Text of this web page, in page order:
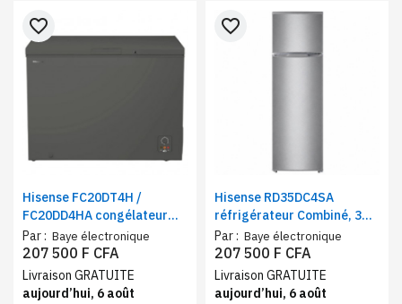
Hisense FC20DT4H /
FC20DD4HA congélateur
horizontal 200 litres classe
A+
Par : Baye électronique
favorite_border
207 500 F CFA
Livraison GRATUITE
aujourd’hui, 6 août
Hisense RD35DC4SA
réfrigérateur Combiné, 3
tiroirs, 270 litres, Classe
énergétique A
Par : Baye électronique
favorite_border
207 500 F CFA
Livraison GRATUITE
aujourd’hui, 6 août